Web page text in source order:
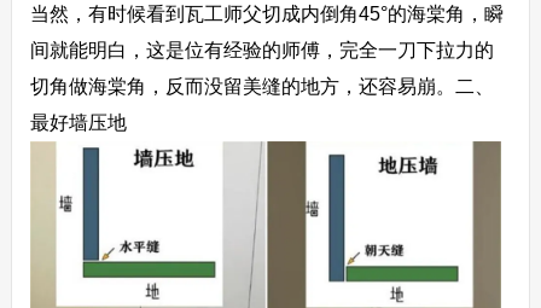
当然，有时候看到瓦工师父切成内倒角45°的海棠角，瞬
间就能明白，这是位有经验的师傅，完全一刀下拉力的
切角做海棠角，反而没留美缝的地方，还容易崩。
二、
最好墙压地